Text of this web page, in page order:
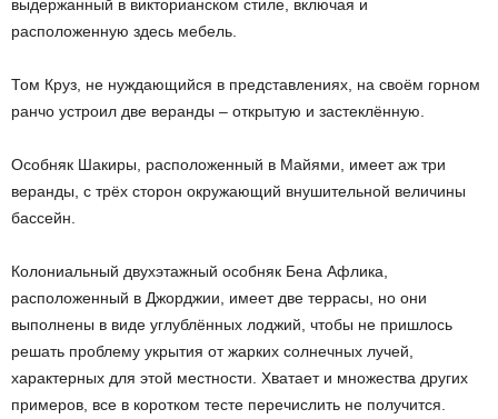
выдержанный в викторианском стиле, включая и
расположенную здесь мебель.
Том Круз, не нуждающийся в представлениях, на своём горном
ранчо устроил две веранды – открытую и застеклённую.
Особняк Шакиры, расположенный в Майями, имеет аж три
веранды, с трёх сторон окружающий внушительной величины
бассейн.
Колониальный двухэтажный особняк Бена Афлика,
расположенный в Джорджии, имеет две террасы, но они
выполнены в виде углублённых лоджий, чтобы не пришлось
решать проблему укрытия от жарких солнечных лучей,
характерных для этой местности. Хватает и множества других
примеров, все в коротком тесте перечислить не получится.